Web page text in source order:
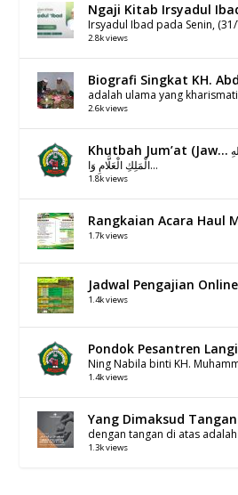
Ngaji Kitab Irsyadul
Irsyadul Ibad pada Senin,
2.8k views
Biografi Singkat KH.
adalah ulama yang
2.6k views
Khutbah Jum’at (Jaw...
الْمَلِكِ الْعَلَّامِ وَا...
1.8k views
Rangkaian Acara Haul
1.7k views
Jadwal Pengajian Online
1.4k views
Pondok Pesantren
Ning Nabila binti KH.
1.4k views
Yang Dimaksud
dengan tangan di atas
1.3k views